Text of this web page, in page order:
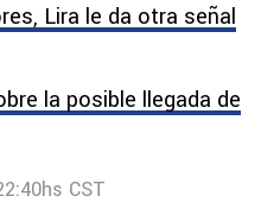
Lira le da otra señal
la posible llegada de
CST